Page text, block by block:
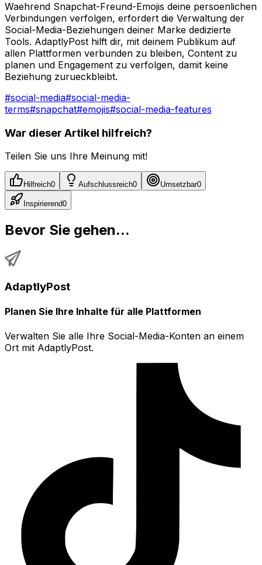
Waehrend Snapchat-Freund-Emojis deine persoenlichen
Verbindungen verfolgen, erfordert die Verwaltung der
Social-Media-Beziehungen deiner Marke dedizierte
Tools. AdaptlyPost hilft dir, mit deinem Publikum auf
allen Plattformen verbunden zu bleiben, Content zu
planen und Engagement zu verfolgen, damit keine
Beziehung zurueckbleibt.
#social-media#social-media-
terms#snapchat#emojis#social-media-features
War dieser Artikel hilfreich?
Teilen Sie uns Ihre Meinung mit!
Hilfreich0 Aufschlussreich0 Umsetzbar0
Inspirierend0
Bevor Sie gehen...
AdaptlyPost
Planen Sie Ihre Inhalte für alle Plattformen
Verwalten Sie alle Ihre Social-Media-Konten an einem
Ort mit AdaptlyPost.